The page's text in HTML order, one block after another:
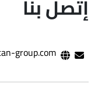
إتصل بنا
group.com